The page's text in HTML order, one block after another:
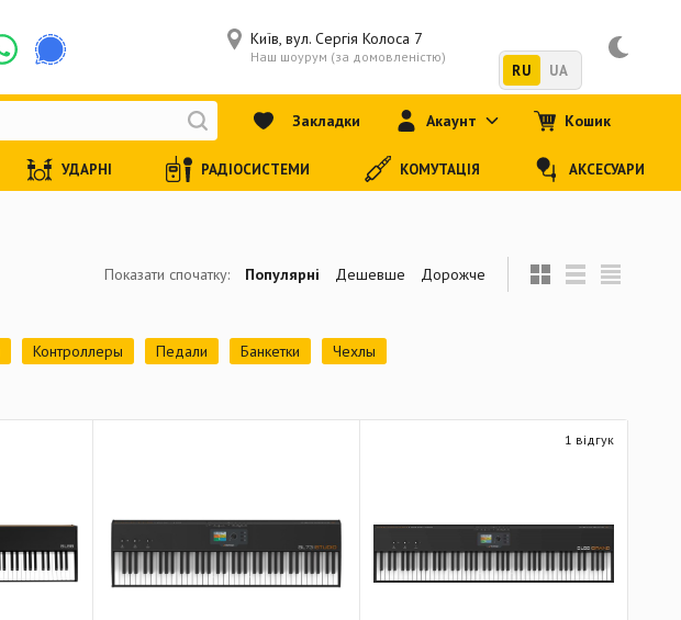
Контроллеры Педали Банкетки
Чехлы
1 відгук
Показати спочатку: Популярні Дешевше Дорожче
Київ, вул. Сергія Колоса 7
Наш шоурум (за домовленістю)
RU UA
Закладки Акаунт Кошик
УДАРНІ РАДІОСИСТЕМИ КОМУТАЦІЯ АКСЕСУАРИ